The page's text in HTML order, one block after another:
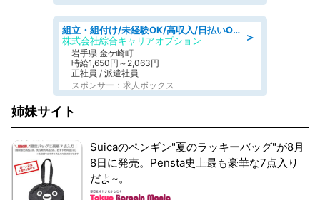
＞
組立・組付け/未経験OK/高収入/日払いOK/交替制/20・30・40代活躍中
株式会社綜合キャリアオプション
岩手県 金ケ崎町
時給1,650円～2,063円
正社員 / 派遣社員
スポンサー：求人ボックス
姉妹サイト
Suicaのペンギン"夏のラッキーバッグ"が8月
8日に発売。Pensta史上最も豪華な7点入り
だよ~。